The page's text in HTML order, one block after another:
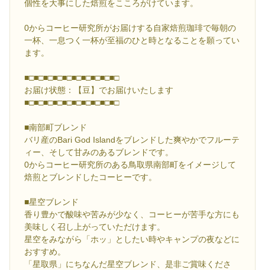
個性を大事にした焙煎をこころがけています。
0からコーヒー研究所がお届けする自家焙煎珈琲で毎朝の
一杯、一息つく一杯が至福のひと時となることを願ってい
ます。
■□■□■□■□■□■□■□■□■□■□
お届け状態：【豆】でお届けいたします
■□■□■□■□■□■□■□■□■□■□
■南部町ブレンド
バリ産のBari God Islandをブレンドした爽やかでフルーテ
ィー、そして甘みのあるブレンドです。
0からコーヒー研究所のある鳥取県南部町をイメージして
焙煎とブレンドしたコーヒーです。
■星空ブレンド
香り豊かで酸味や苦みが少なく、コーヒーが苦手な方にも
美味しく召し上がっていただけます。
星空をみながら「ホッ」としたい時やキャンプの夜などに
おすすめ。
「星取県」にちなんだ星空ブレンド、是非ご賞味くださ